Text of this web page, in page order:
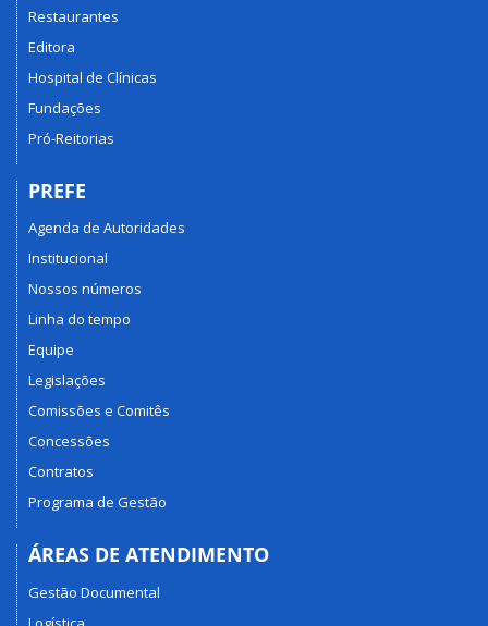
Restaurantes
Editora
Hospital de Clínicas
Fundações
Pró-Reitorias
PREFE
Agenda de Autoridades
Institucional
Nossos números
Linha do tempo
Equipe
Legislações
Comissões e Comitês
Concessões
Contratos
Programa de Gestão
ÁREAS DE ATENDIMENTO
Gestão Documental